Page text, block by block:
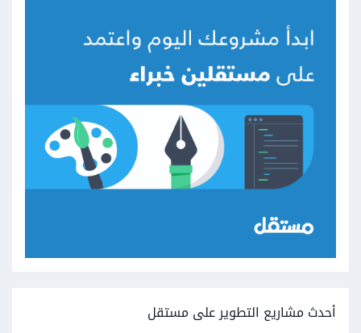
أحدث مشاريع التطوير على مستقل